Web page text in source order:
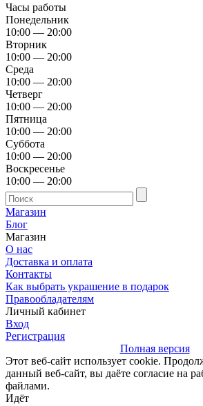
Часы работы
Понедельник
10:00 — 20:00
Вторник
10:00 — 20:00
Среда
10:00 — 20:00
Четверг
10:00 — 20:00
Пятница
10:00 — 20:00
Суббота
10:00 — 20:00
Воскресенье
10:00 — 20:00
Магазин
Блог
Магазин
О нас
Доставка и оплата
Контакты
Как выбрать украшение в подарок
Правообладателям
Личный кабинет
Вход
Регистрация
Полная версия
Этот веб-сайт использует cookie.
данный веб-сайт, вы даёте согласие на
файлами.
Идёт